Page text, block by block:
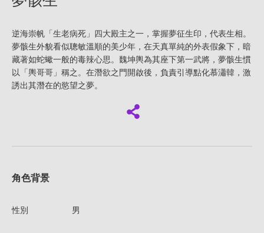
逆海崇帆「生老病死」四大殿主之一，掌握夢征生印，代表生相。
夢骸生外貌看似聰敏溫順的美少年，在天真單純的外表假象下，暗
藏著如蛇蠍一般的毒辣心思。魏坤輿為其座下第一武將，夢骸生慣
以「輿哥哥」稱之。在潛欲之門開啟後，負責引導點化慕瀟韓，激
誘出其潛在的慾望之夢。
角色背景
性別 男